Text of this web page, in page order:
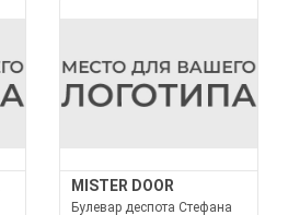
MISTER DOOR
Булевар деспота Стефана